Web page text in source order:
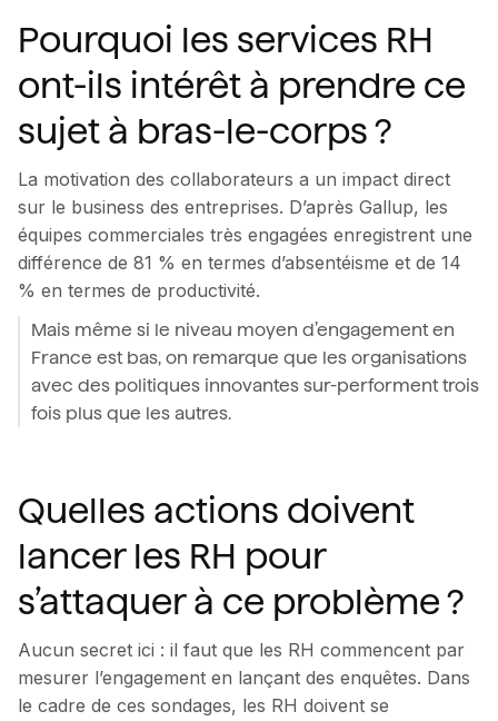
Pourquoi les services RH
ont-ils intérêt à prendre ce
sujet à bras-le-corps ?
La motivation des collaborateurs a un impact direct
sur le business des entreprises. D’après Gallup, les
équipes commerciales très engagées enregistrent une
différence de 81 % en termes d’absentéisme et de 14
% en termes de productivité.
Mais même si le niveau moyen d’engagement en
France est bas, on remarque que les organisations
avec des politiques innovantes sur-performent trois
fois plus que les autres.
Quelles actions doivent
lancer les RH pour
s’attaquer à ce problème ?
Aucun secret ici : il faut que les RH commencent par
mesurer l’engagement en lançant des enquêtes. Dans
le cadre de ces sondages, les RH doivent se